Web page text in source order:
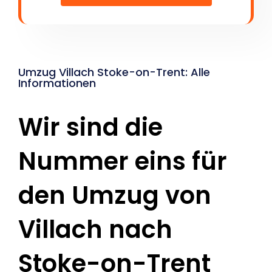
Umzug Villach Stoke-on-Trent: Alle
Informationen
Wir sind die
Nummer eins für
den Umzug von
Villach nach
Stoke-on-Trent